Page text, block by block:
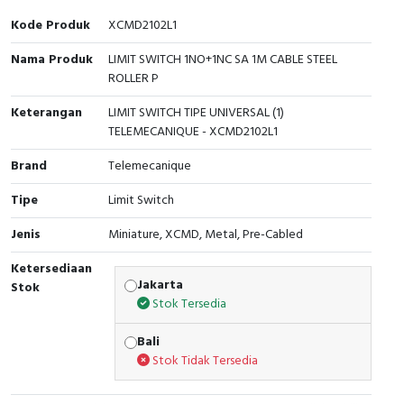
Extension Power Socket
Vacuum
Panel Kendali
Selector Iluminasi
Flash Buzzers
Potensiometer
Joystick Controller
Foot Switch
Exlhoist / Wireless Crane Controller
Engsel / Hinge
Industrial Plug & Socket
Junction Box
MCB Box
Motion Sensors
Accessories Elektrikal
Empty Box
FRENIC
Electric Motor
Digistart
Compact Data Loggers
Field Measuring
Kode Produk
XCMD2102L1
Nama Produk
LIMIT SWITCH 1NO+1NC SA 1M CABLE STEEL
ROLLER P
Keterangan
LIMIT SWITCH TIPE UNIVERSAL (1)
TELEMECANIQUE - XCMD2102L1
Brand
Telemecanique
Tipe
Limit Switch
Jenis
Miniature, XCMD, Metal, Pre-Cabled
Ketersediaan
Stok
Jakarta
Stok Tersedia
Bali
Stok Tidak Tersedia